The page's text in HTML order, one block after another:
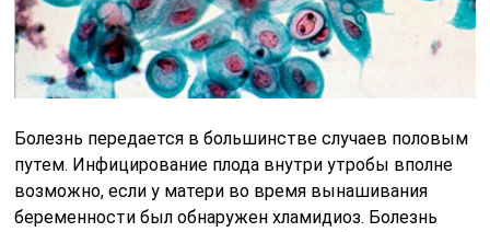
Болезнь передается в большинстве случаев половым
путем. Инфицирование плода внутри утробы вполне
возможно, если у матери во время вынашивания
беременности был обнаружен хламидиоз. Болезнь